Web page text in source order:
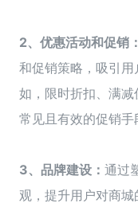
2、优惠活动和促销：
和促销策略，吸引
如，限时折扣、满
常见且有效的促销手
3、品牌建设： 通过
观，提升用户对商城